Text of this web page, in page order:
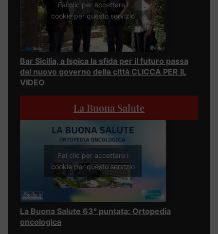
Fai clic per accettare i
cookie per questo servizio
Bar Sicilia, a Ispica la sfida per il futuro passa
dal nuovo governo della città CLICCA PER IL
VIDEO
La Buona Salute
Fai clic per accettare i
cookie per questo servizio
La Buona Salute 63° puntata: Ortopedia
oncologica